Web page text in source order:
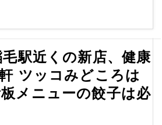
毛駅近くの新店、健康
ツッコみどころは
メニューの餃子は必